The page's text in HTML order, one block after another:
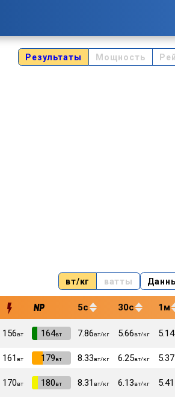
Результаты Мощность
вт/кг ватты
5с 30с 1м
156вт 164вт 7.86вт/кг 5.66вт/кг 5.14
161 вт 179вт 8.33вт/кг 6.25вт/кг 5.37
170вт 180вт 8.31 вт/кг 6.13вт/кг 5.41